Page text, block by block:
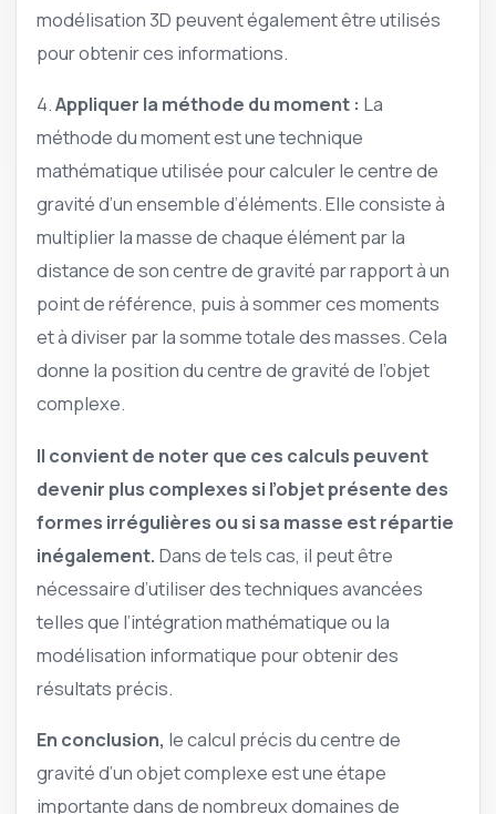
modélisation 3D peuvent également être utilisés
pour obtenir ces informations.
4.Appliquer la méthode du moment : La
méthode du moment est une technique
mathématique utilisée pour calculer le centre de
gravité d’un ensemble d’éléments. Elle consiste à
multiplier la masse de chaque élément par la
distance de son centre de gravité par rapport à un
point de référence, puis à sommer ces moments
et à diviser par la somme totale des masses. Cela
donne la position du centre de gravité de l’objet
complexe.
Il convient de noter que ces calculs peuvent
devenir plus complexes si l’objet présente des
formes irrégulières ou si sa masse est répartie
inégalement. Dans de tels cas, il peut être
nécessaire d’utiliser des techniques avancées
telles que l’intégration mathématique ou la
modélisation informatique pour obtenir des
résultats précis.
En conclusion, le calcul précis du centre de
gravité d’un objet complexe est une étape
importante dans de nombreux domaines de